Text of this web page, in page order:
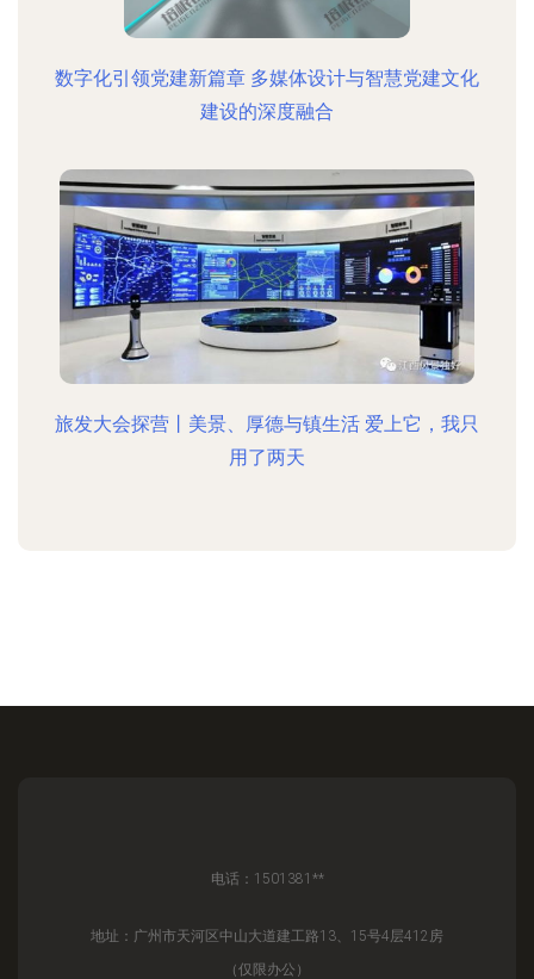
数字化引领党建新篇章 多媒体设计与智慧党建文化
建设的深度融合
旅发大会探营丨美景、厚德与镇生活 爱上它，我只
用了两天
电话：1501381**
地址：广州市天河区中山大道建工路13、15号4层412房
（仅限办公）